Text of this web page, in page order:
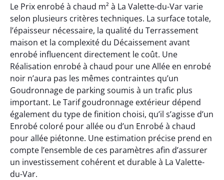
Le Prix enrobé à chaud m² à La Valette-du-Var varie
selon plusieurs critères techniques. La surface totale,
l’épaisseur nécessaire, la qualité du Terrassement
maison et la complexité du Décaissement avant
enrobé influencent directement le coût. Une
Réalisation enrobé à chaud pour une Allée en enrobé
noir n’aura pas les mêmes contraintes qu’un
Goudronnage de parking soumis à un trafic plus
important. Le Tarif goudronnage extérieur dépend
également du type de finition choisi, qu’il s’agisse d’un
Enrobé coloré pour allée ou d’un Enrobé à chaud
pour allée piétonne. Une estimation précise prend en
compte l’ensemble de ces paramètres afin d’assurer
un investissement cohérent et durable à La Valette-
du-Var.